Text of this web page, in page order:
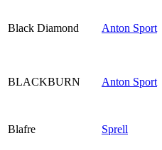
Black Diamond Anton Sport
BLACKBURN Anton Sport
Blafre Sprell